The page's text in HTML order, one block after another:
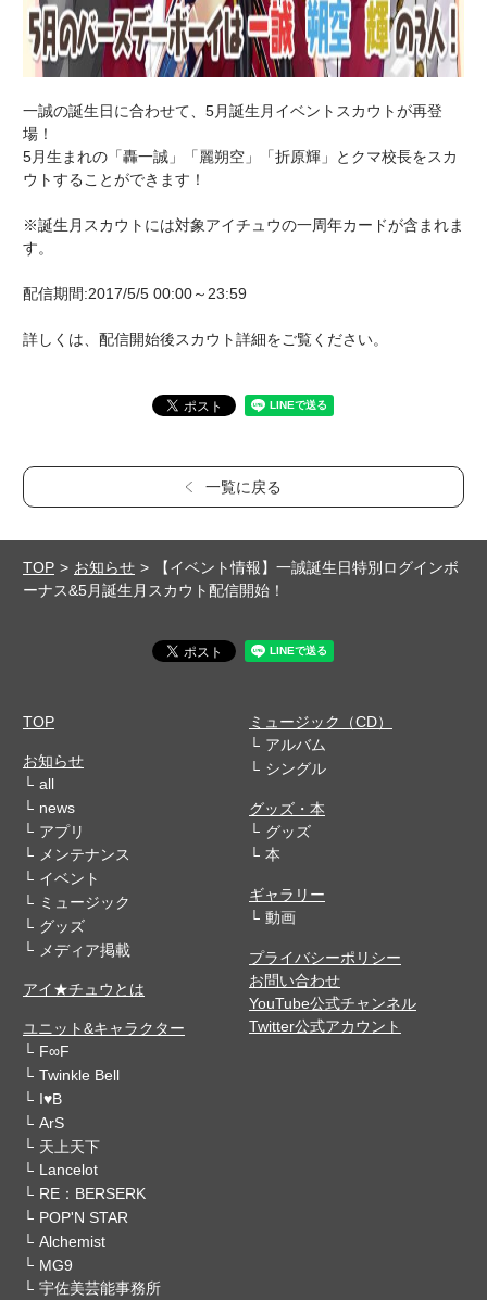
一誠の誕生日に合わせて、5月誕生月イベントスカウトが再登
場！
5月生まれの「轟一誠」「麗朔空」「折原輝」とクマ校長をスカ
ウトすることができます！
※誕生月スカウトには対象アイチュウの一周年カードが含まれま
す。
配信期間:2017/5/5 00:00～23:59
詳しくは、配信開始後スカウト詳細をご覧ください。
一覧に戻る
TOP お知らせ
【イベント情報】一誠誕生日特別ログインボ
ーナス&5月誕生月スカウト配信開始！
TOP
お知らせ
all
news
アプリ
メンテナンス
イベント
ミュージック
グッズ
メディア掲載
アイ★チュウとは
ユニット&キャラクター
F∞F
Twinkle Bell
I♥B
ArS
天上天下
Lancelot
RE：BERSERK
POP'N STAR
Alchemist
MG9
宇佐美芸能事務所
ミュージック（CD）
アルバム
シングル
グッズ・本
グッズ
本
ギャラリー
動画
プライバシーポリシー
お問い合わせ
YouTube公式チャンネル
Twitter公式アカウント